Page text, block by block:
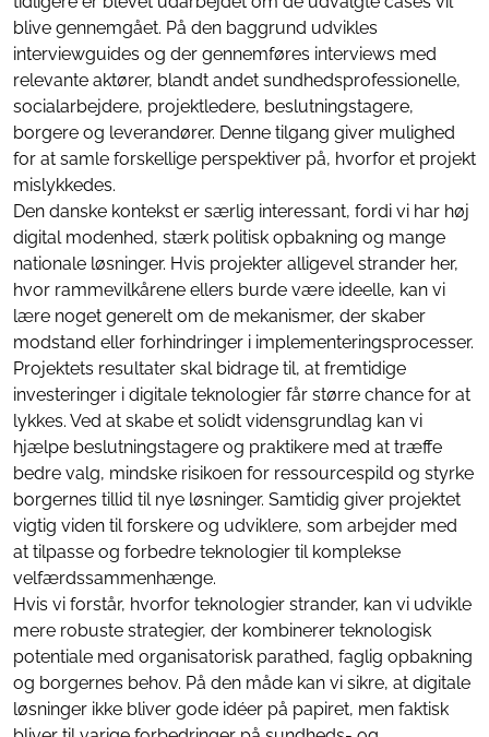
blive gennemgået. På den baggrund udvikles
interviewguides og der gennemføres interviews med
relevante aktører, blandt andet sundhedsprofessionelle,
socialarbejdere, projektledere, beslutningstagere,
borgere og leverandører. Denne tilgang giver mulighed
for at samle forskellige perspektiver på, hvorfor et projekt
mislykkedes.
Den danske kontekst er særlig interessant, fordi vi har høj
digital modenhed, stærk politisk opbakning og mange
nationale løsninger. Hvis projekter alligevel strander her,
hvor rammevilkårene ellers burde være ideelle, kan vi
lære noget generelt om de mekanismer, der skaber
modstand eller forhindringer i implementeringsprocesser.
Projektets resultater skal bidrage til, at fremtidige
investeringer i digitale teknologier får større chance for at
lykkes. Ved at skabe et solidt vidensgrundlag kan vi
hjælpe beslutningstagere og praktikere med at træffe
bedre valg, mindske risikoen for ressourcespild og styrke
borgernes tillid til nye løsninger. Samtidig giver projektet
vigtig viden til forskere og udviklere, som arbejder med
at tilpasse og forbedre teknologier til komplekse
velfærdssammenhænge.
Hvis vi forstår, hvorfor teknologier strander, kan vi udvikle
mere robuste strategier, der kombinerer teknologisk
potentiale med organisatorisk parathed, faglig opbakning
og borgernes behov. På den måde kan vi sikre, at digitale
løsninger ikke bliver gode idéer på papiret, men faktisk